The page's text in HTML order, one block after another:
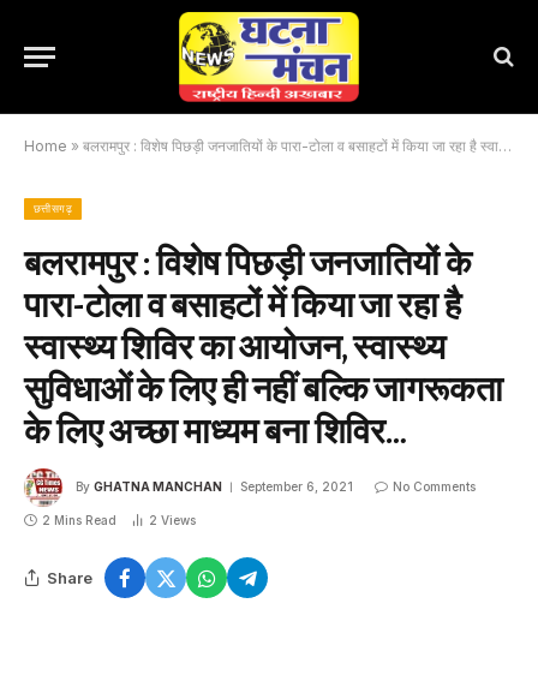
Home » बलरामपुर : विशेष पिछड़ी जनजातियों के पारा-टोला व बसाहटों में किया जा रहा है स्वास्थ्य शिविर का आयोजन, स्वास्थ्य सुविधाओं के लिए ही नहीं बल्कि जागरूकता के लिए अच्छा माध्यम बना शिविर…
छत्तीसगढ़
बलरामपुर : विशेष पिछड़ी जनजातियों के
पारा-टोला व बसाहटों में किया जा रहा है
स्वास्थ्य शिविर का आयोजन, स्वास्थ्य
सुविधाओं के लिए ही नहीं बल्कि जागरूकता
के लिए अच्छा माध्यम बना शिविर…
By GHATNA MANCHAN September 6, 2021 No Comments
2 Mins Read 2 Views
Share